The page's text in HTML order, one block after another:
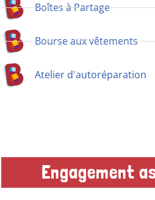
Boîtes à Partage
Bourse aux vêtements
Atelier d'autoréparation
Engagement